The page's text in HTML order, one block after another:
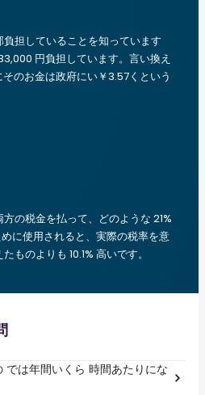
担していることを知っています
円負担しています。言い換え
のお金は政府にい￥3.57くという
の税金を払って、どのような 21%
に使用されると、実際の税率を意
ものよりも 10.1% 高いです。
は年間いくら 時間あたりにな